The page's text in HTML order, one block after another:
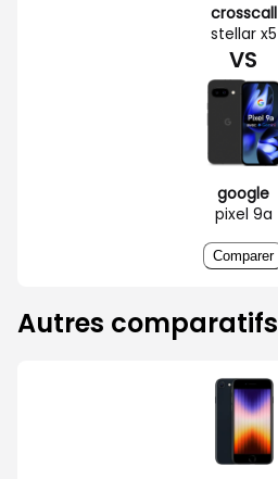
crosscall
stellar x5
VS
google
pixel 9a
Comparer
Autres comparatifs